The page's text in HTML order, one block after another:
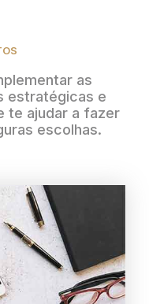
as
estratégicas e
te ajudar a fazer
escolhas.